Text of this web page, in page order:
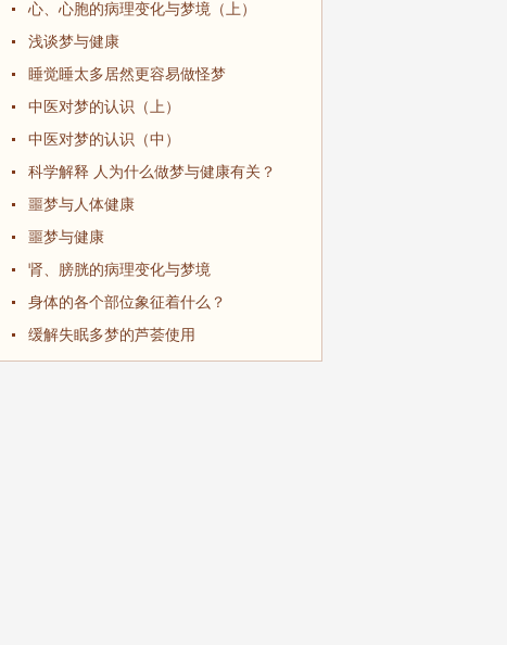
心、心胞的病理变化与梦境（上）
浅谈梦与健康
睡觉睡太多居然更容易做怪梦
中医对梦的认识（上）
中医对梦的认识（中）
科学解释 人为什么做梦与健康有关？
噩梦与人体健康
噩梦与健康
肾、膀胱的病理变化与梦境
身体的各个部位象征着什么？
缓解失眠多梦的芦荟使用